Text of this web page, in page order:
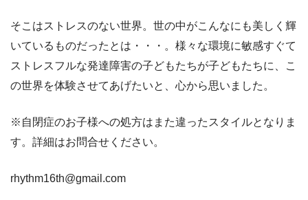
そこはストレスのない世界。世の中がこんなにも美しく輝
いているものだったとは・・・。様々な環境に敏感すぐて
ストレスフルな発達障害の子どもたちが子どもたちに、こ
の世界を体験させてあげたいと、心から思いました。
※自閉症のお子様への処方はまた違ったスタイルとなりま
す。詳細はお問合せください。
rhythm16th@gmail.com